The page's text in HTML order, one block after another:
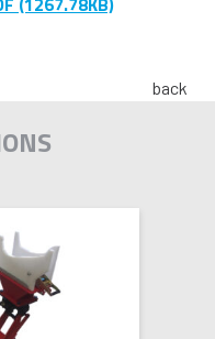
back